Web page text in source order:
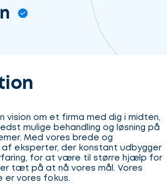
vision om et firma med dig i midten,
mulige behandling og løsning på
Med vores brede og
af eksperter, der konstant udbygger
for at være til større hjælp for
er tæt på at nå vores mål. Vores
er vores fokus.